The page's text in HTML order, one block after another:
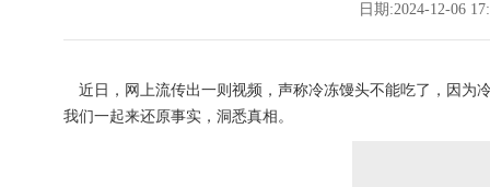
日期:2024-12-06
近日，网上流传出一则视频，声称冷冻馒头不能吃了，因为
我们一起来还原事实，洞悉真相。